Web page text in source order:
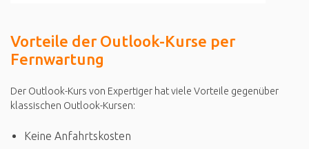
Vorteile der Outlook-Kurse per
Fernwartung
Der Outlook-Kurs von Expertiger hat viele Vorteile gegenüber
klassischen Outlook-Kursen:
Keine Anfahrtskosten